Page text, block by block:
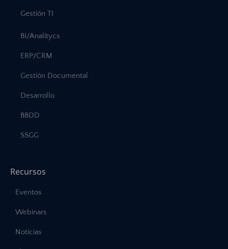
Gestión TI
BI/Analitycs
ERP/CRM
Gestión Documental
Desarrollo
BBDD
SSGG
Recursos
Eventos
Webinars
Noticias